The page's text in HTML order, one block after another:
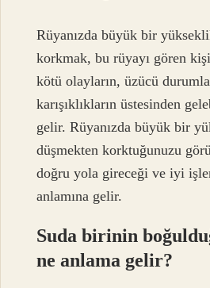
Rüyanızda büyük bir
korkmak, bu rüyayı gören
kötü olayların, üzücü
karışıklıkların üstesinden
gelir. Rüyanızda büyük bir
düşmekten korktuğunuzu
doğru yola gireceği ve iyi
anlamına gelir.
Suda birinin
ne anlama gelir?